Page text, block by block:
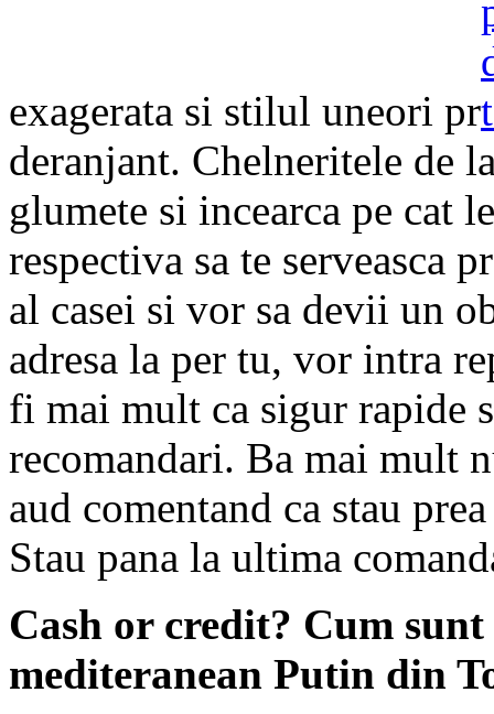
exagerata si stilul uneori pr
deranjant. Chelneritele de
glumete si incearca pe cat
respectiva sa te serveasca
al casei si vor sa devii un
adresa la per tu, vor intra
fi mai mult ca sigur rapide
recomandari. Ba mai mult
aud comentand ca stau
Stau pana la ultima
Cash or credit? Cum
mediteranean Putin din